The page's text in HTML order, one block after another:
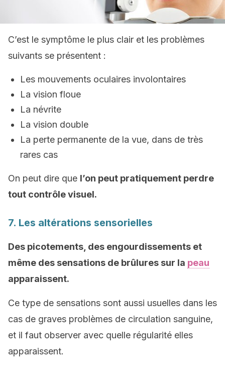
C’est le symptôme le plus clair et les problèmes
suivants se présentent :
Les mouvements oculaires involontaires
La vision floue
La névrite
La vision double
La perte permanente de la vue, dans de très
rares cas
On peut dire que l’on peut pratiquement perdre
tout contrôle visuel.
7. Les altérations sensorielles
Des picotements, des engourdissements et
même des sensations de brûlures sur la peau
apparaissent.
Ce type de sensations sont aussi usuelles dans les
cas de graves problèmes de circulation sanguine,
et il faut observer avec quelle régularité elles
apparaissent.